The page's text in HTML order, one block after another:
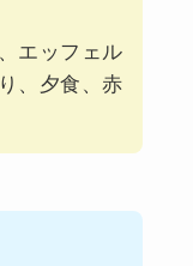
エッフェル
、夕食、赤